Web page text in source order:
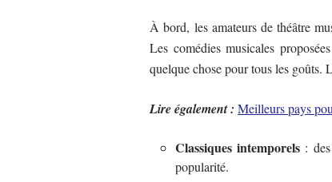
À bord, les amateurs de théâtre
Les comédies musicales
quelque chose pour tous les goûts.
Lire également : Meilleurs pays
Classiques intemporels :
popularité.